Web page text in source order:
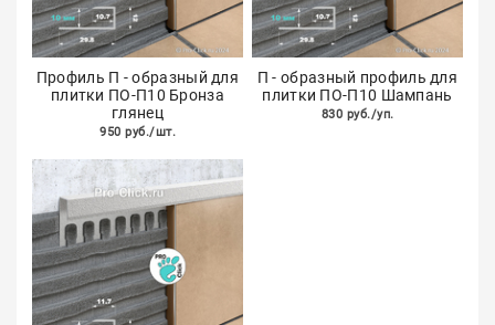
Профиль П - образный для
плитки ПО-П10 Бронза
глянец
950 руб./шт.
П - образный профиль для
плитки ПО-П10 Шампань
830 руб./уп.